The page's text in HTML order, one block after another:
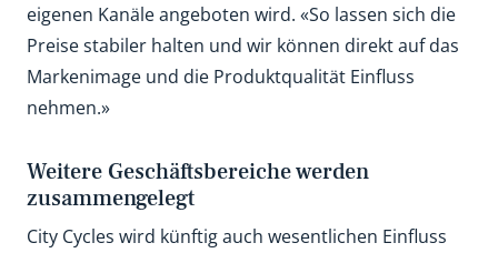
eigenen Kanäle angeboten wird. «So lassen sich die
Preise stabiler halten und wir können direkt auf das
Markenimage und die Produktqualität Einfluss
nehmen.»
Weitere Geschäftsbereiche werden
zusammengelegt
City Cycles wird künftig auch wesentlichen Einfluss